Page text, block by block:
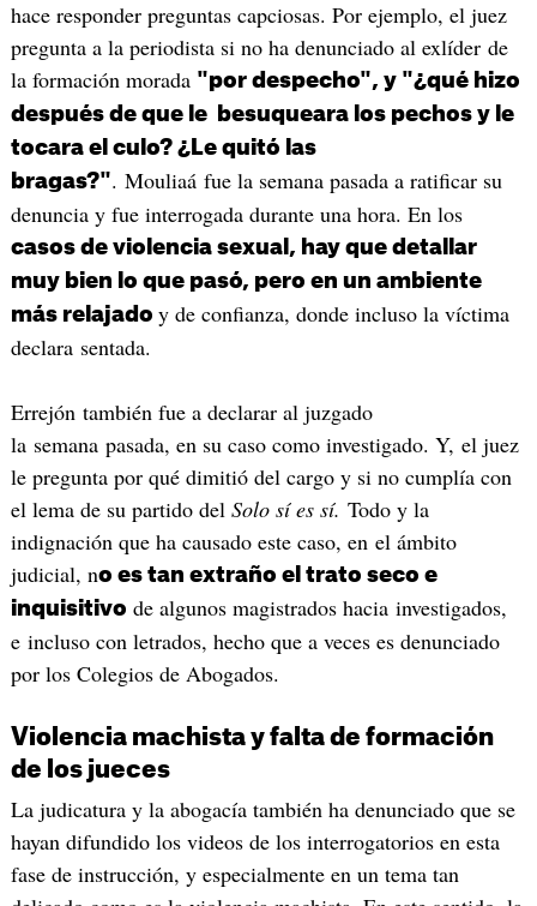
hace responder preguntas capciosas. Por ejemplo, el juez
pregunta a la periodista si no ha denunciado al exlíder de
la formación morada "por despecho", y "¿qué hizo
después de que le besuqueara los pechos y le
tocara el culo? ¿Le quitó las
bragas?". Mouliaá fue la semana pasada a ratificar su
denuncia y fue interrogada durante una hora. En los
casos de violencia sexual, hay que detallar
muy bien lo que pasó, pero en un ambiente
más relajado y de confianza, donde incluso la víctima
declara sentada.
Errejón también fue a declarar al juzgado
la semana pasada, en su caso como investigado. Y, el juez
le pregunta por qué dimitió del cargo y si no cumplía con
el lema de su partido del Solo sí es sí. Todo y la
indignación que ha causado este caso, en el ámbito
judicial, no es tan extraño el trato seco e
inquisitivo de algunos magistrados hacia investigados,
e incluso con letrados, hecho que a veces es denunciado
por los Colegios de Abogados.
Violencia machista y falta de formación
de los jueces
La judicatura y la abogacía también ha denunciado que se
hayan difundido los videos de los interrogatorios en esta
fase de instrucción, y especialmente en un tema tan